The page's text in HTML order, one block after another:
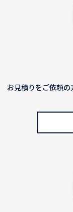
お見積りをご依頼